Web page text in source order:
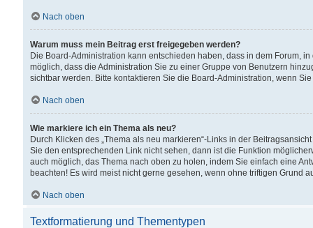
Nach oben
Warum muss mein Beitrag erst freigegeben werden?
Die Board-Administration kann entschieden haben, dass in dem Forum,
möglich, dass die Administration Sie zu einer Gruppe von Benutzern
sichtbar werden. Bitte kontaktieren Sie die Board-Administration, wenn
Nach oben
Wie markiere ich ein Thema als neu?
Durch Klicken des „Thema als neu markieren“-Links in der
Sie den entsprechenden Link nicht sehen, dann ist die Funktion
auch möglich, das Thema nach oben zu holen, indem Sie einfach eine
beachten! Es wird meist nicht gerne gesehen, wenn ohne triftigen Grund
Nach oben
Textformatierung und Thementypen